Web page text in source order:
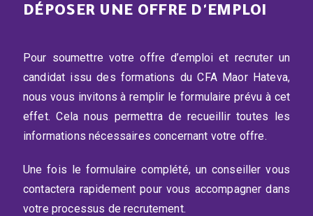
DÉPOSER UNE OFFRE D'EMPLOI
Pour soumettre votre offre d’emploi et recruter un
candidat issu des formations du CFA Maor Hateva,
nous vous invitons à remplir le formulaire prévu à cet
effet. Cela nous permettra de recueillir toutes les
informations nécessaires concernant votre offre.
Une fois le formulaire complété, un conseiller vous
contactera rapidement pour vous accompagner dans
votre processus de recrutement.